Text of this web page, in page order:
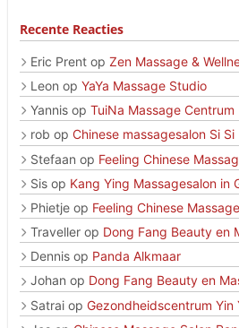
Recente Reacties
Eric Prent op Zen Massage &
Leon op YaYa Massage Studio
Yannis op TuiNa Massage Centrum
rob op Chinese massagesalon Si Si
Stefaan op Feeling Chinese
Sis op Kang Ying Massagesalon in
Phietje op Feeling Chinese
Traveller op Dong Fang Beauty en
Dennis op Panda Alkmaar
Johan op Dong Fang Beauty en
Satrai op Gezondheidscentrum Yin